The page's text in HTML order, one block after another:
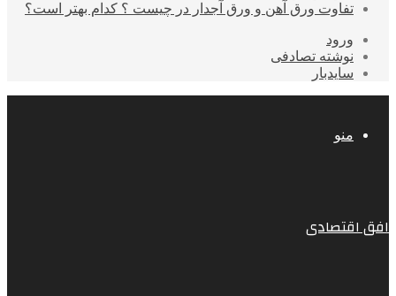
تفاوت ورق آهن و ورق آجدار در چیست ؟ کدام بهتر است؟
ورود
نوشته تصادفی
سایدبار
منو
افق اقتصادی